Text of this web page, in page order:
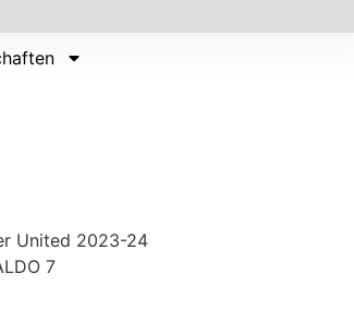
United 2023-24
7